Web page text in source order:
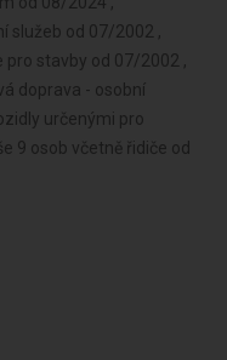
služeb od 07/2002 ,
pro stavby od 07/2002 ,
doprava - osobní
určenými pro
9 osob včetně řidiče od